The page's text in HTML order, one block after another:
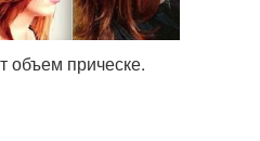
объем прическе.